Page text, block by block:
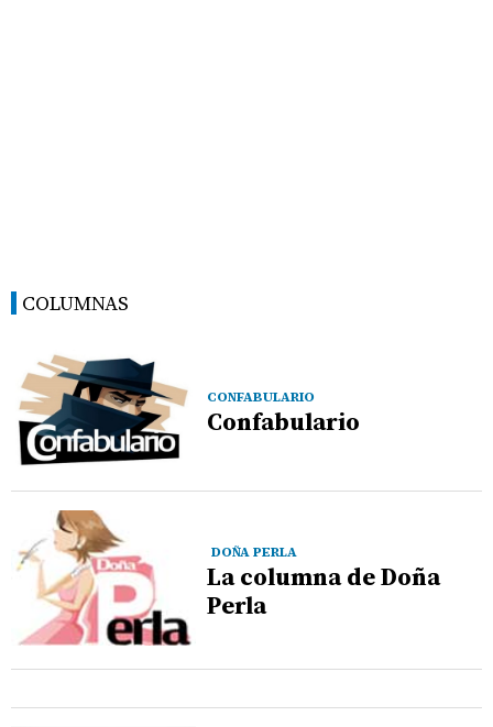
COLUMNAS
CONFABULARIO
Confabulario
DOÑA PERLA
La columna de Doña
Perla